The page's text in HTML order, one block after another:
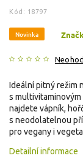
Kód: 18797
Novinka
Ideální pitný režim
s multivitaminovým
najdete vápník,
s neodolatelnou
pro vegany i
Detailní informace